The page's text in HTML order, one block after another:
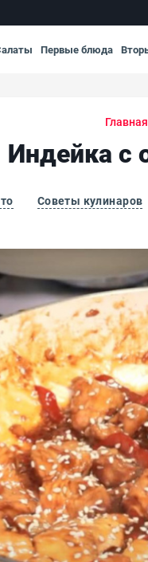
Первые блюда
Главная
Индейка с
Советы кулинаров
и соусом терияки